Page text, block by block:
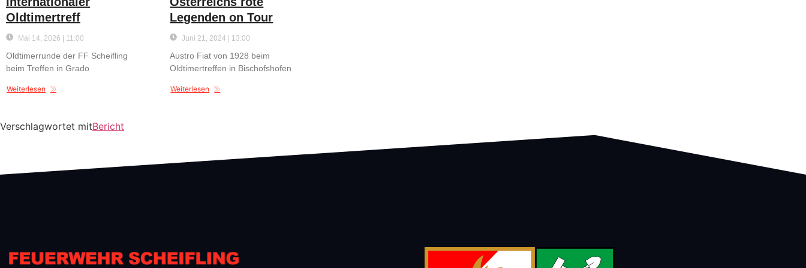
Oldtimertreff
Mai 14, 2026 | 11:00
Oldtimerrunde der FF Scheifling
beim Treffen in Grado
Weiterlesen
Legenden on Tour
Juni 21, 2024 | 13:00
Austro Fiat von 1928 beim
Oldtimertreffen in Bischofshofen
Weiterlesen
Verschlagwortet mitBericht